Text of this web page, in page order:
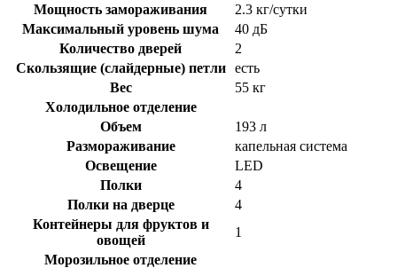
Мощность замораживания
2.3 кг/сутки
Максимальный уровень шума
40 дБ
Количество дверей
2
Скользящие (слайдерные) петли
есть
Вес
55 кг
Холодильное отделение
Объем
193 л
Размораживание
капельная система
Освещение
LED
Полки
4
Полки на дверце
4
Контейнеры для фруктов и
овощей
1
Морозильное отделение